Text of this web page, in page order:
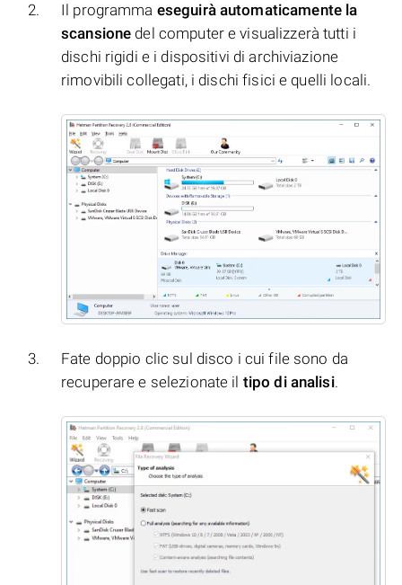
Il programma eseguirà automaticamente la
scansione del computer e visualizzerà tutti i
dischi rigidi e i dispositivi di archiviazione
rimovibili collegati, i dischi fisici e quelli locali.
Fate doppio clic sul disco i cui file sono da
recuperare e selezionate il tipo di analisi.